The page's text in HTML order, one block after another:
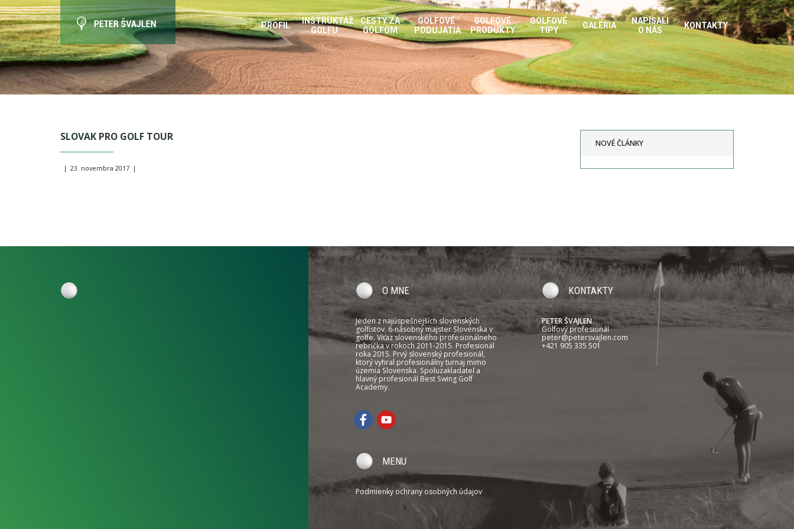
PROFIL
INŠTRUKTÁŽ
GOLFU
CESTY ZA
GOLFOM
GOLFOVÉ
PODUJATIA
GOLFOVÉ
PRODUKTY
GOLFOVÉ
TIPY
GALÉRIA
NAPÍSALI
O NÁS
KONTAKTY
SLOVAK PRO GOLF TOUR
| 23. novembra 2017 |
NOVÉ ČLÁNKY
O MNE
Jeden z najúspešnejších slovenských
golfistov. 6-násobný majster Slovenska v
golfe. Víťaz slovenského profesionálneho
rebríčka v rokoch 2011-2015. Profesionál
roka 2015. Prvý slovenský profesionál,
ktorý vyhral profesionálny turnaj mimo
územia Slovenska. Spoluzakladateľ a
hlavný profesionál Best Swing Golf
Academy.
KONTAKTY
PETER ŠVAJLEN
Golfový profesionál
peter@petersvajlen.com
+421 905 335 501
MENU
Podmienky ochrany osobných údajov